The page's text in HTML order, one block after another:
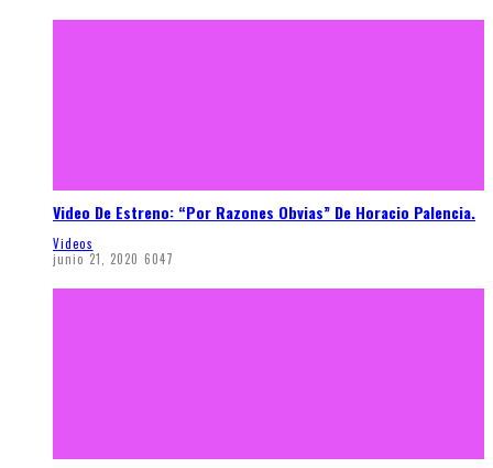
Video De Estreno: “Por Razones Obvias” De Horacio Palencia.
Videos
junio 21, 2020 6047